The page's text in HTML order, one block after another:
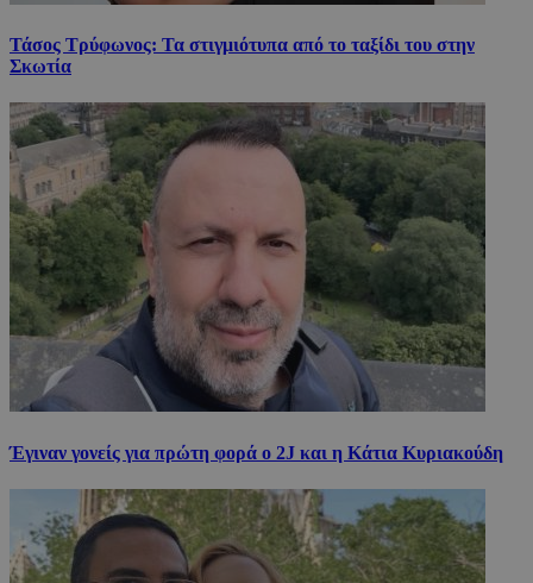
Τάσος Τρύφωνος: Τα στιγμιότυπα από το ταξίδι του στην
Σκωτία
Έγιναν γονείς για πρώτη φορά ο 2J και η Κάτια Κυριακούδη